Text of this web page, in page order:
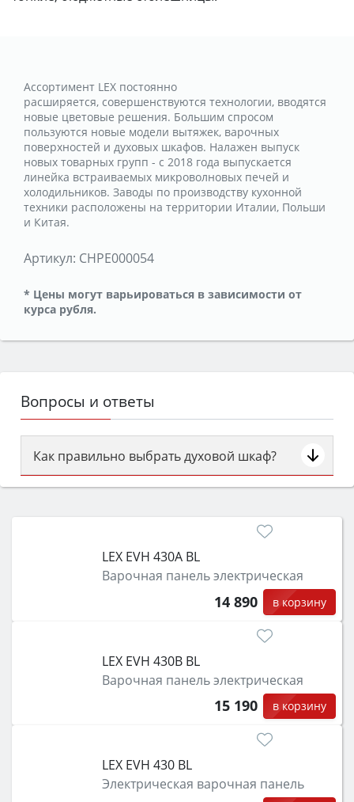
Ассортимент LEX постоянно
расширяется, совершенствуются технологии, вводятся
новые цветовые решения. Большим спросом
пользуются новые модели вытяжек, варочных
поверхностей и духовых шкафов. Налажен выпуск
новых товарных групп - с 2018 года выпускается
линейка встраиваемых микроволновых печей и
холодильников. Заводы по производству кухонной
техники расположены на территории Италии, Польши
и Китая.
Артикул: CHPE000054
* Цены могут варьироваться в зависимости от
курса рубля.
Вопросы и ответы
Как правильно выбрать духовой шкаф?
Сначала определитесь с типом (газовый или
затем смотрите на объём 50–70 л для семьи,
функции (конвекция, гриль, самоочистка,
защита от детей).
LEX EVH 430A BL
Варочная панель электрическая
14 890 в корзину
LEX EVH 430B BL
Варочная панель электрическая
15 190 в корзину
LEX EVH 430 BL
Электрическая варочная панель